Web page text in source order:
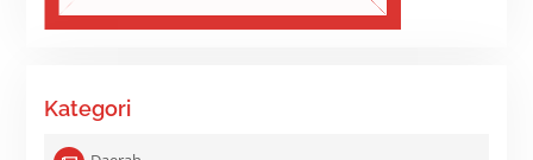
Kategori